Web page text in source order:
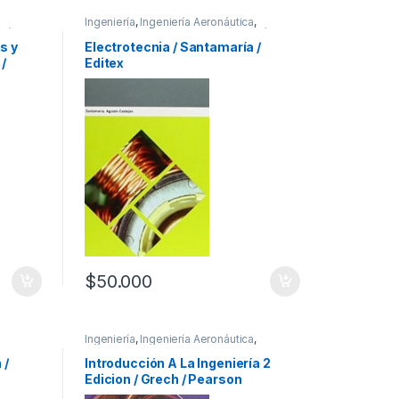
y
/
Ingeniería, Ingeniería Aeronáutica,
Ingeniería Eléctrica
Ingeniería Mecánica
Profesionales y tecnicos
Electrotecnia / Santamaría /
Editex
$50.000
/
Ingeniería, Ingeniería Aeronáutica,
Ingeniería de Alimentos,Ingeniería de
Sistemas,Ingeniería Eléctrica,Ingeniería
Industrial ,Ingeniería Mecánica,
Profesionales y tecnicos
Introducción A La Ingeniería 2
Edicion / Grech / Pearson